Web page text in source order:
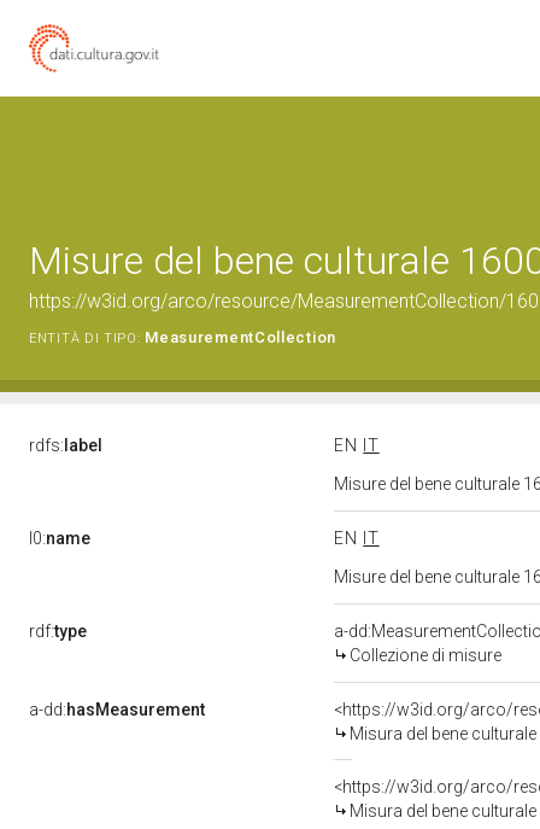
Misure del bene culturale
https://w3id.org/arco/resource/MeasurementCollection/
ENTITÀ DI TIPO: MeasurementCollection
rdfs: label EN
IT
Misure del bene culturale
l0:name EN
IT
Misure del bene culturale
rdf:type
a-
Collezione di misure
a-dd:hasMeasurement
<https://w3id.org/arco/
Misura del bene
<https://w3id.org/arco/
Misura del bene